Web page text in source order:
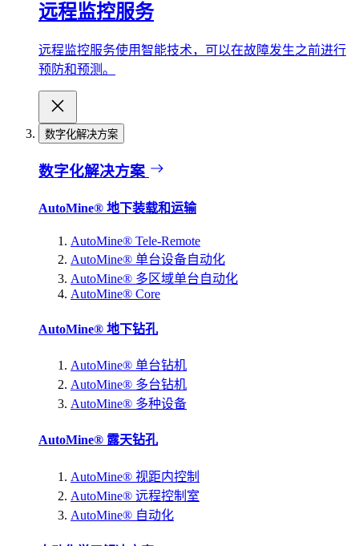
远程监控服务
远程监控服务使用智能技术，可以在故障发生之前进行
预防和预测。
数字化解决方案
数字化解决方案
AutoMine® 地下装载和运输
AutoMine® Tele-Remote
AutoMine® 单台设备自动化
AutoMine® 多区域单台自动化
AutoMine® Core
AutoMine® 地下钻孔
AutoMine® 单台钻机
AutoMine® 多台钻机
AutoMine® 多种设备
AutoMine® 露天钻孔
AutoMine® 视距内控制
AutoMine® 远程控制室
AutoMine® 自动化